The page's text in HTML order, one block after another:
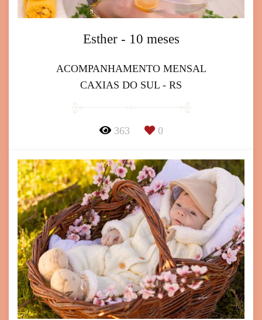
Esther - 10 meses
ACOMPANHAMENTO MENSAL
CAXIAS DO SUL - RS
363 0